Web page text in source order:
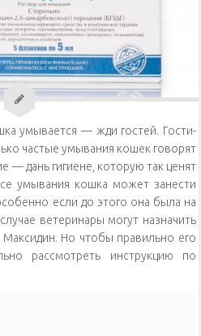
умывается — жди гостей. Гости-
частые умывания кошек говорят
— дань гигиене, которую так ценят
умывания кошка может занести
если до этого она была на
ветеринары могут назначить
Но чтобы правильно его
рассмотреть инструкцию по